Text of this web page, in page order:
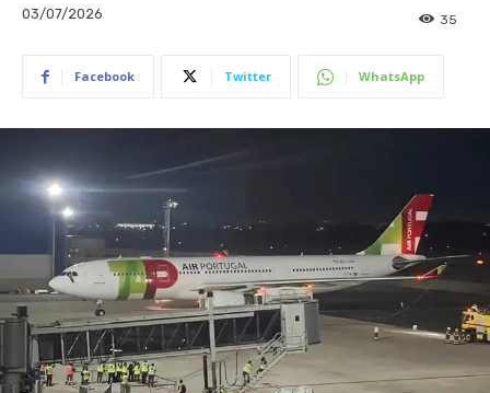
03/07/2026 35
Facebook Twitter WhatsApp